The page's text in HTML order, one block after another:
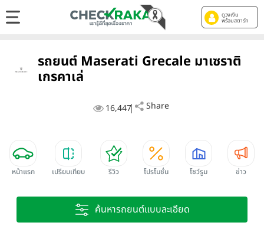
ดูวงเงิน
พร้อมสตาร์ท
รถยนต์ Maserati Grecale มาเซราติ
เกรคาเล่
16,447 Share
หน้าแรก เปรียบเทียบ รีวิว โปรโมชั่น โชว์รูม ข่าว
ค้นหารถยนต์แบบละเอียด